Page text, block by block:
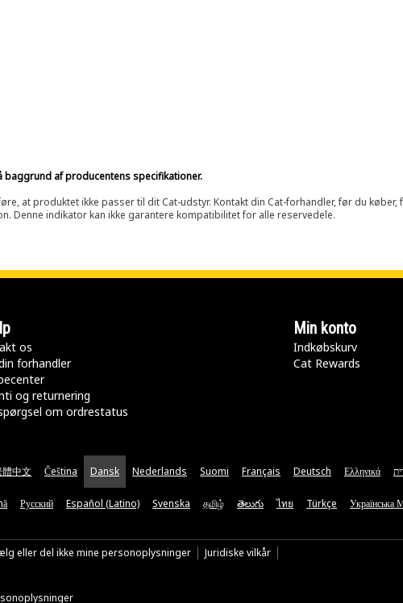
af producentens specifikationer.
at produktet ikke passer til dit Cat-udstyr. Kontakt din Cat-forhandler, før du
Denne indikator kan ikke garantere kompatibilitet for alle reservedele.
os
forhandler
og returnering
om ordrestatus
Min konto
Indkøbskurv
Cat Rewards
體中文 Čeština Dansk Nederlands Suomi Français Deutsch Ελληνικά
Русский Español (Latino) Svenska தமிழ் తెలుగు ไทย Türkçe Українська
eller del ikke mine personoplysninger Juridiske vilkår